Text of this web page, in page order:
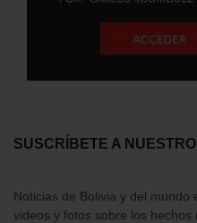
SUSCRÍBETE A
Noticias de Bolivia y del mundo
videos y fotos sobre los hechos